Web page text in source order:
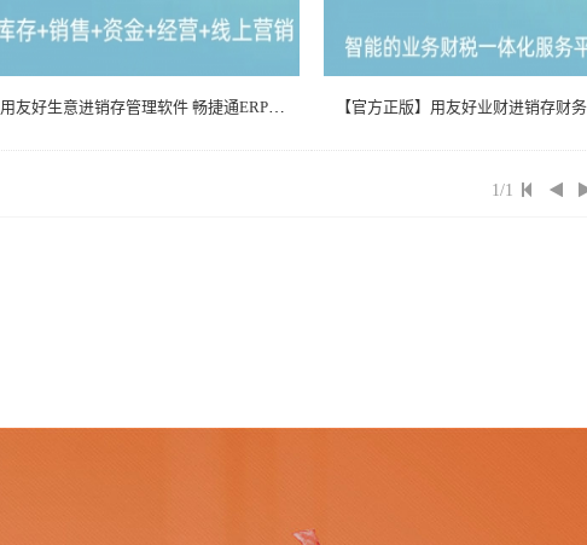
用友好生意进销存管理软件 畅捷通ERP批发零售网页版仓库T1云软件
1/1